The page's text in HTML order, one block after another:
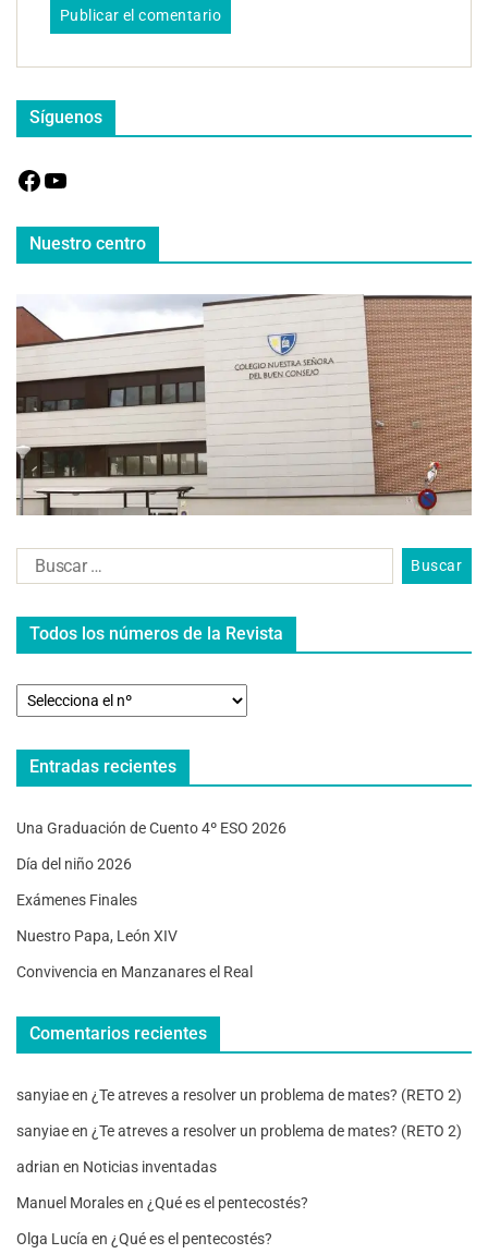
Síguenos
Nuestro centro
Todos los números de la Revista
Entradas recientes
Una Graduación de Cuento 4º ESO 2026
Día del niño 2026
Exámenes Finales
Nuestro Papa, León XIV
Convivencia en Manzanares el Real
Comentarios recientes
sanyiaeen ¿Te atreves a resolver un problema de mates? (RETO 2)
sanyiaeen ¿Te atreves a resolver un problema de mates? (RETO 2)
adrian en Noticias inventadas
Manuel Moralesen ¿Qué es el pentecostés?
Olga Lucía en ¿Qué es el pentecostés?